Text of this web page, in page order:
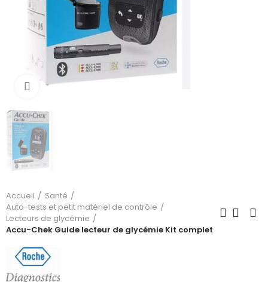
Cliquez pour agrandir
Accueil
Santé
Auto-tests et petit matériel de contrôle
Lecteurs de glycémie
Accu-Chek Guide lecteur de glycémie Kit complet